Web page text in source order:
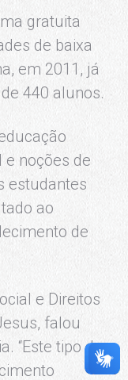
gratuita
de baixa
em 2011, já
440 alunos.
noções de
estudantes
ao
de
e Direitos
falou
“Este tipo de